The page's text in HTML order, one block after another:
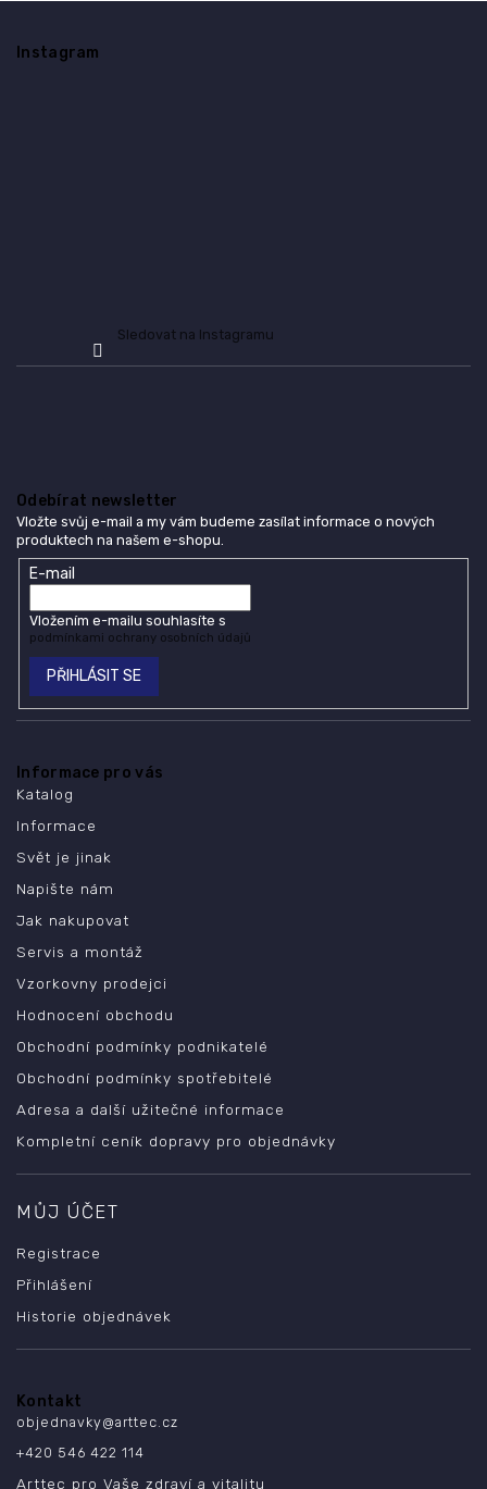
Instagram
Sledovat na Instagramu
Odebírat newsletter
Vložte svůj e-mail a my vám budeme zasílat informace o nových
produktech na našem e-shopu.
E-mail
Vložením e-mailu souhlasíte s
podmínkami ochrany osobních údajů
PŘIHLÁSIT SE
Informace pro vás
Katalog
Informace
Svět je jinak
Napište nám
Jak nakupovat
Servis a montáž
Vzorkovny prodejci
Hodnocení obchodu
Obchodní podmínky podnikatelé
Obchodní podmínky spotřebitelé
Adresa a další užitečné informace
Kompletní ceník dopravy pro objednávky
MŮJ ÚČET
Registrace
Přihlášení
Historie objednávek
Kontakt
objednavky@arttec.cz
+420 546 422 114
Arttec pro Vaše zdraví a vitalitu